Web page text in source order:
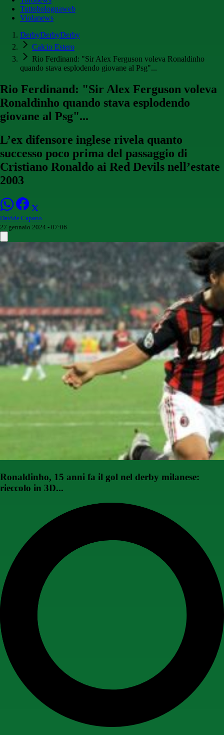
Tuttobolognaweb
Violanews
DerbyDerbyDerby
Calcio Estero
Rio Ferdinand: "Sir Alex Ferguson voleva Ronaldinho
quando stava esplodendo giovane al Psg"...
Rio Ferdinand: "Sir Alex Ferguson voleva
Ronaldinho quando stava esplodendo
giovane al Psg"...
L’ex difensore inglese rivela quanto
successo poco prima del passaggio di
Cristiano Ronaldo ai Red Devils nell’estate
2003
Davide Capano
27 gennaio 2024 - 07:06
Ronaldinho, 15 anni fa il gol nel derby milanese:
rieccolo in 3D...